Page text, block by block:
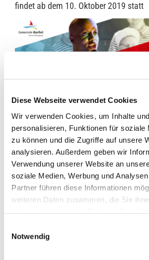
Diese Webseite verwendet Cookies
Wir verwenden Cookies, um Inhalte
personalisieren, Funktionen für soziale
zu können und die Zugriffe auf unsere
analysieren. Außerdem geben wir
Verwendung unserer Website an
soziale Medien, Werbung und
Partner führen diese Informationen
weiteren Daten zusammen, die Sie
werden auch bei der Auswahl von
Notwendig
findet ab dem 10. Oktober 2019 statt
Zeige
grösseres
Bild
Zum Abschluss des Plattdeutschen
Januar 2020 in der Theateraula des
eine weitere Highlight-Veranstaltung
und die Schlickrutscher“, eine Band
Shantychor,spielen Evergreens von der
verpackt.Der plattdeutschsprechende
haben damit nicht nur bereits in